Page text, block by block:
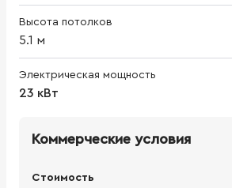
Высота потолков
5.1 м
Электрическая мощность
23 кВт
Коммерческие условия
Стоимость